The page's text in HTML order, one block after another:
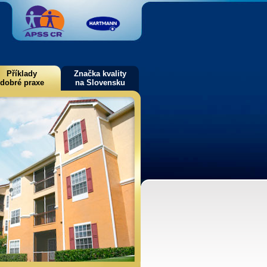
Příklady
dobré praxe
Značka kvality
na Slovensku